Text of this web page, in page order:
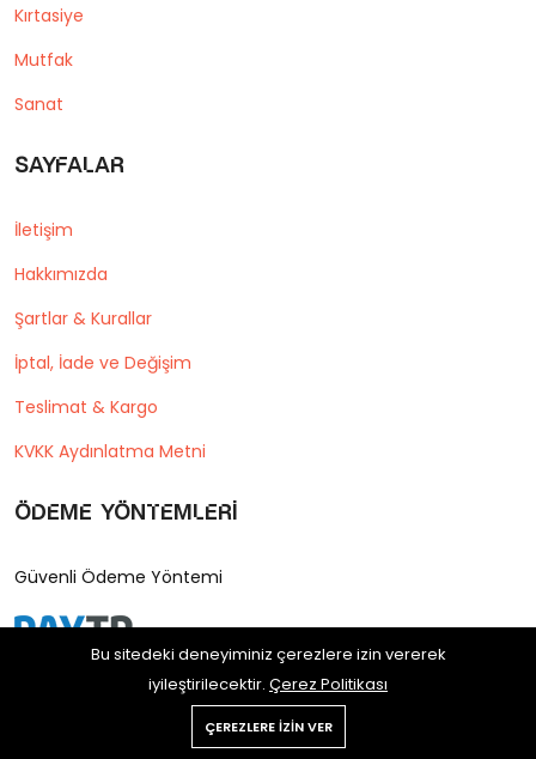
Kırtasiye
Mutfak
Sanat
Sayfalar
İletişim
Hakkımızda
Şartlar & Kurallar
İptal, İade ve Değişim
Teslimat & Kargo
KVKK Aydınlatma Metni
Ödeme Yöntemleri
Güvenli Ödeme Yöntemi
Copyright © 2025 Postane Shop
Bu sitedeki deneyiminiz çerezlere izin vererek
iyileştirilecektir. Çerez Politikası
ÇEREZLERE IZIN VER